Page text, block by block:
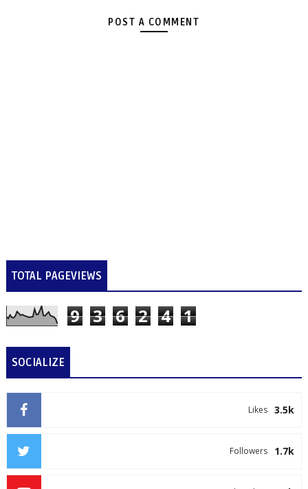
POST A COMMENT
TOTAL PAGEVIEWS
9 3 6 2 4 1
SOCIALIZE
3.5k
Likes
1.7k
Followers